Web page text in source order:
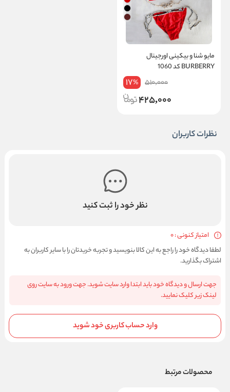
مایو شنا و بیکینی اورجینال
BURBERRY کد 1060
510,000
17%
425,000
نظرات کاربران
نظر خود را ثبت کنید
امتیاز کنونی : 0
لطفا دیدگاه خود را راجع به این کالا بنویسید و تجربه خریدتان را با سایر کاربران به
اشتراک بگذارید.
جهت ارسال و دیدگاه خود باید ابتدا وارد سایت شوید. جهت ورود به سایت روی
لینک زیر کلیک نمایید.
وارد حساب کاربری خود شوید
محصولات مرتبط